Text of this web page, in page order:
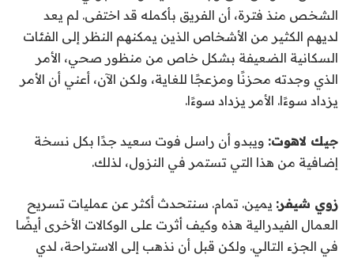
الشخص منذ فترة، أن الفريق بأكمله قد اختفى. لم يعد
لديهم الكثير من الأشخاص الذين يمكنهم النظر إلى الفئات
السكانية الضعيفة بشكل خاص من منظور صحي، الأمر
الذي وجدته محزنًا ومزعجًا للغاية، ولكن الآن، أعني أن الأمر
يزداد سوءًا. الأمر يزداد سوءًا.
جيك لاهوت: ويبدو أن راسل فوت سعيد جدًا بكل نسخة
إضافية من هذا التي تستمر في النزول، لذلك.
زوي شيفر: يمين. تمام. سنتحدث أكثر عن عمليات تسريح
العمال الفيدرالية هذه وكيف أثرت على الوكالات الأخرى أيضًا
في الجزء التالي. ولكن قبل أن نذهب إلى الاستراحة، لدي